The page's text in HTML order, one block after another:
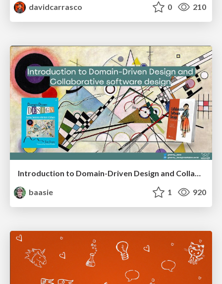
davidcarrasco
0 210
baasie
1 920